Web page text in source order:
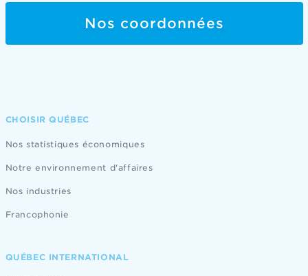
Nos coordonnées
CHOISIR QUÉBEC
Nos statistiques économiques
Notre environnement d'affaires
Nos industries
Francophonie
QUÉBEC INTERNATIONAL